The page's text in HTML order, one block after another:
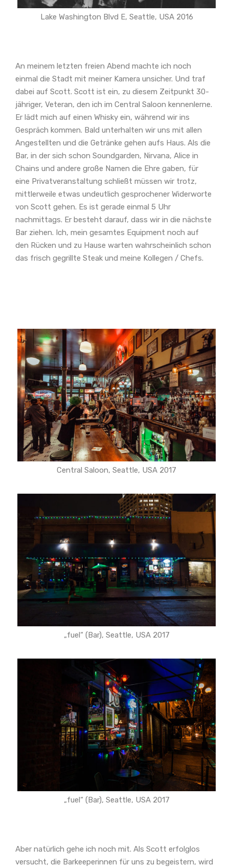
Lake Washington Blvd E, Seattle, USA 2016
An meinem letzten freien Abend machte ich noch
einmal die Stadt mit meiner Kamera unsicher. Und traf
dabei auf Scott. Scott ist ein, zu diesem Zeitpunkt 30-
jähriger, Veteran, den ich im Central Saloon kennenlerne.
Er lädt mich auf einen Whisky ein, während wir ins
Gespräch kommen. Bald unterhalten wir uns mit allen
Angestellten und die Getränke gehen aufs Haus. Als die
Bar, in der sich schon Soundgarden, Nirvana, Alice in
Chains und andere große Namen die Ehre gaben, für
eine Privatveranstaltung schließt müssen wir trotz,
mittlerweile etwas undeutlich gesprochener Widerworte
von Scott gehen. Es ist gerade einmal 5 Uhr
nachmittags. Er besteht darauf, dass wir in die nächste
Bar ziehen. Ich, mein gesamtes Equipment noch auf
den Rücken und zu Hause warten wahrscheinlich schon
das frisch gegrillte Steak und meine Kollegen / Chefs.
Central Saloon, Seattle, USA 2017
„fuel“ (Bar), Seattle, USA 2017
„fuel“ (Bar), Seattle, USA 2017
Aber natürlich gehe ich noch mit. Als Scott erfolglos
versucht, die Barkeeperinnen für uns zu begeistern, wird